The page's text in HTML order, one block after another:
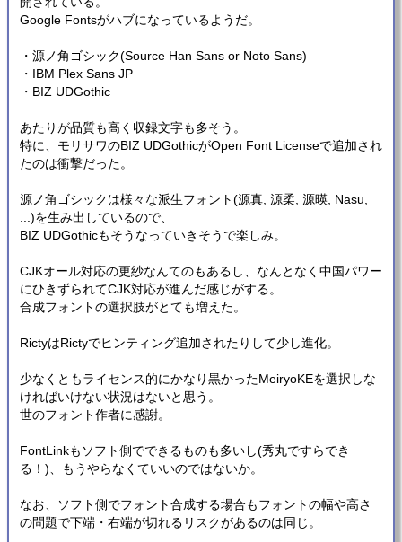
Google Fontsがハブになっているようだ。
・源ノ角ゴシック(Source Han Sans or Noto Sans)
・IBM Plex Sans JP
・BIZ UDGothic
あたりが品質も高く収録文字も多そう。
特に、モリサワのBIZ UDGothicがOpen Font Licenseで追加され
たのは衝撃だった。
源ノ角ゴシックは様々な派生フォント(源真, 源柔, 源暎, Nasu,
...)を生み出しているので、
BIZ UDGothicもそうなっていきそうで楽しみ。
CJKオール対応の更紗なんてのもあるし、なんとなく中国パワー
にひきずられてCJK対応が進んだ感じがする。
合成フォントの選択肢がとても増えた。
RictyはRictyでヒンティング追加されたりして少し進化。
少なくともライセンス的にかなり黒かったMeiryoKEを選択しな
ければいけない状況はないと思う。
世のフォント作者に感謝。
FontLinkもソフト側でできるものも多いし(秀丸ですらでき
る！)、もうやらなくていいのではないか。
なお、ソフト側でフォント合成する場合もフォントの幅や高さ
の問題で下端・右端が切れるリスクがあるのは同じ。